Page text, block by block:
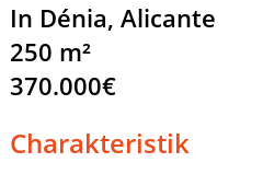
In Dénia, Alicante
250 m²
370.000€
Charakteristik